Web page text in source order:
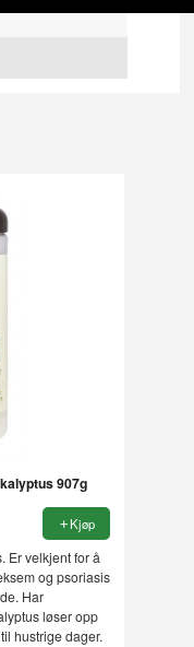
907g
Kjøp
Er velkjent for å
og psoriasis
Har
løser opp
hustrige dager.